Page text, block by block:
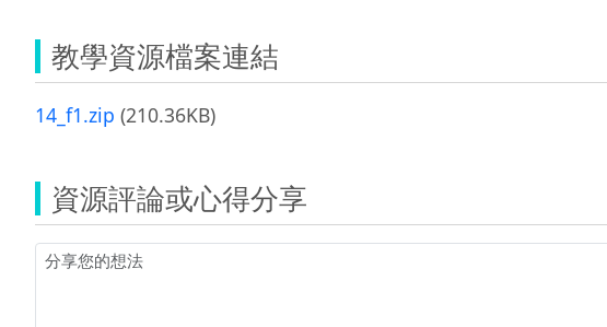
教學資源檔案連結
14_f1.zip (210.36KB)
資源評論或心得分享